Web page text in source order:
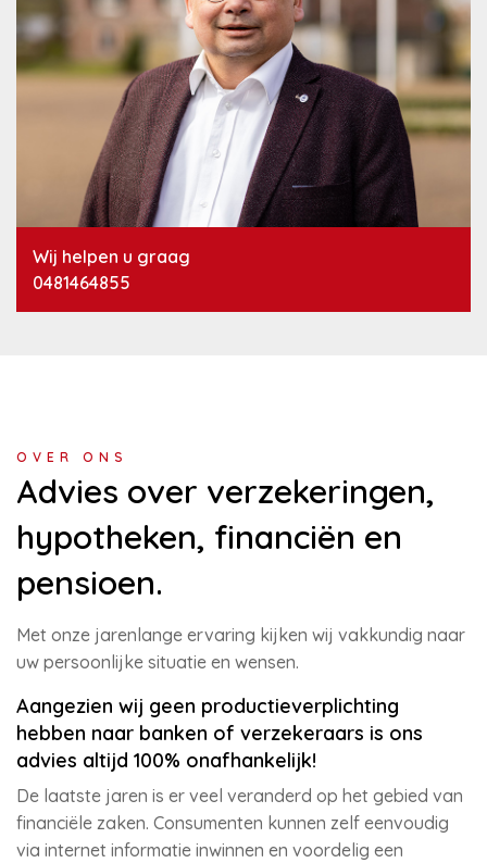
Wij helpen u graag
0481464855
OVER ONS
Advies over verzekeringen,
hypotheken, financiën en
pensioen.
Met onze jarenlange ervaring kijken wij vakkundig naar
uw persoonlijke situatie en wensen.
Aangezien wij geen productieverplichting
hebben naar banken of verzekeraars is ons
advies altijd 100% onafhankelijk!
De laatste jaren is er veel veranderd op het gebied van
financiële zaken. Consumenten kunnen zelf eenvoudig
via internet informatie inwinnen en voordelig een